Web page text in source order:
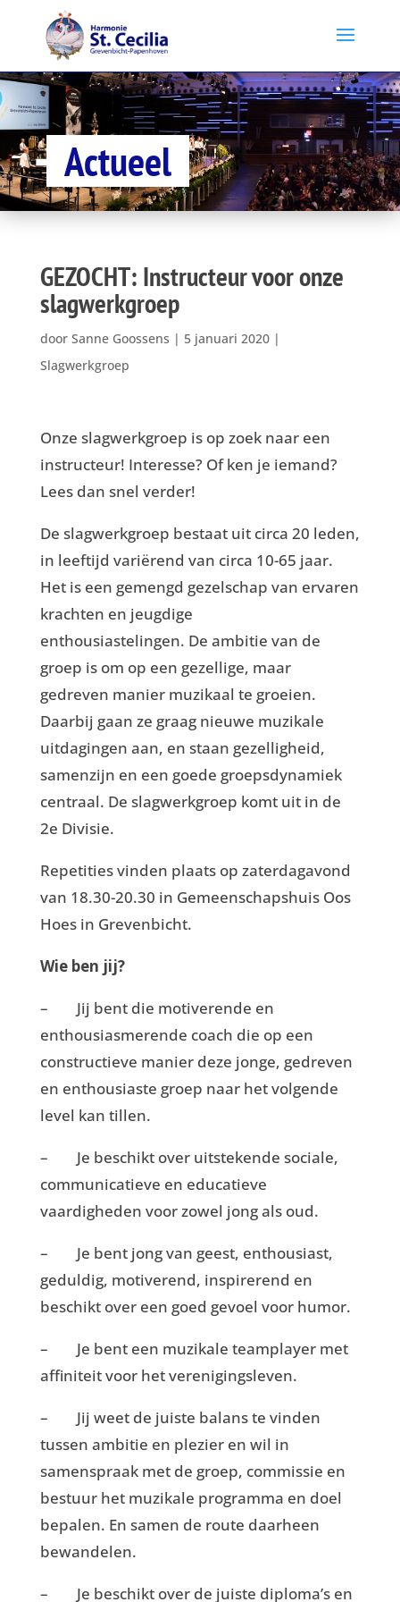
Actueel
GEZOCHT: Instructeur voor onze
slagwerkgroep
door Sanne Goossens | 5 januari 2020|
Slagwerkgroep
Onze slagwerkgroep is op zoek naar een
instructeur! Interesse? Of ken je iemand?
Lees dan snel verder!
De slagwerkgroep bestaat uit circa 20 leden,
in leeftijd variërend van circa 10-65 jaar.
Het is een gemengd gezelschap van ervaren
krachten en jeugdige
enthousiastelingen. De ambitie van de
groep is om op een gezellige, maar
gedreven manier muzikaal te groeien.
Daarbij gaan ze graag nieuwe muzikale
uitdagingen aan, en staan gezelligheid,
samenzijn en een goede groepsdynamiek
centraal. De slagwerkgroep komt uit in de
2e Divisie.
Repetities vinden plaats op zaterdagavond
van 18.30-20.30 in Gemeenschapshuis Oos
Hoes in Grevenbicht.
Wie ben jij?
– Jij bent die motiverende en
enthousiasmerende coach die op een
constructieve manier deze jonge, gedreven
en enthousiaste groep naar het volgende
level kan tillen.
– Je beschikt over uitstekende sociale,
communicatieve en educatieve
vaardigheden voor zowel jong als oud.
– Je bent jong van geest, enthousiast,
geduldig, motiverend, inspirerend en
beschikt over een goed gevoel voor humor.
– Je bent een muzikale teamplayer met
affiniteit voor het verenigingsleven.
– Jij weet de juiste balans te vinden
tussen ambitie en plezier en wil in
samenspraak met de groep, commissie en
bestuur het muzikale programma en doel
bepalen. En samen de route daarheen
bewandelen.
– Je beschikt over de juiste diploma’s en